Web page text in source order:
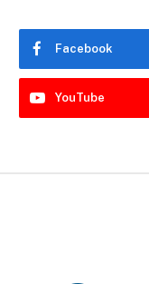
Facebook
YouTube